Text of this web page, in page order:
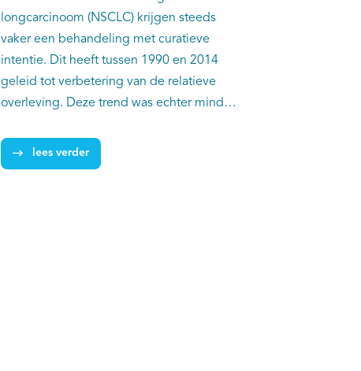
longcarcinoom (NSCLC) krijgen steeds
vaker een behandeling met curatieve
intentie. Dit heeft tussen 1990 en 2014
geleid tot verbetering van de relatieve
overleving. Deze trend was echter minder
blijkt uit onderzoek van Elisabeth Driessen
(VieCuri MC) en collega’s met gegevens
lees verder